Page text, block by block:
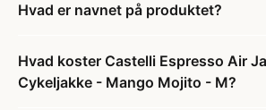
Hvad er navnet på produktet?
Hvad koster Castelli Espresso Air
Cykeljakke - Mango Mojito - M?